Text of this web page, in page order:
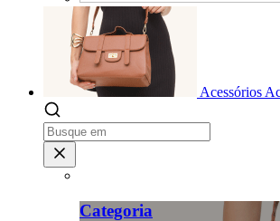
Acessórios
Categoria